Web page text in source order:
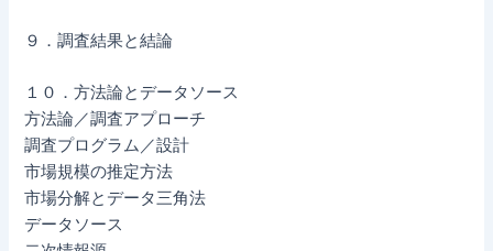
９．調査結果と結論
１０．方法論とデータソース
方法論／調査アプローチ
調査プログラム／設計
市場規模の推定方法
市場分解とデータ三角法
データソース